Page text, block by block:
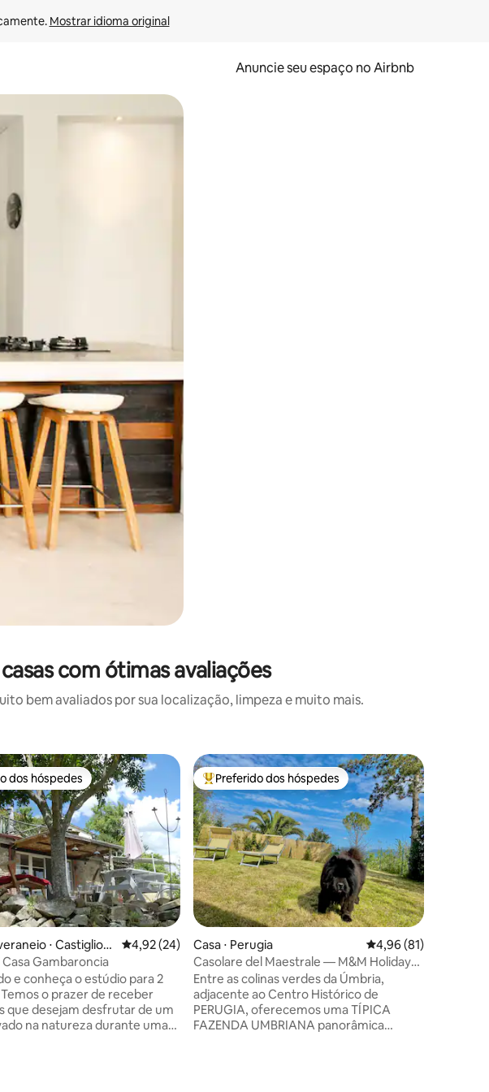
Mostrar idioma original
Anuncie seu espaço no Airbnb
teclado ou tocando e deslizando o dedo na tela.
com ótimas avaliações
bem avaliados por sua localização, limpeza e muito mais.
de 5, 65 avaliações
dos hóspedes
dos hóspedes
⋅ Castiglion
4,92 de uma avaliação média de 5, 24 avaliações
4,92 (24)
Gambaroncia
e conheça o estúdio para 2
Temos o prazer de receber
que desejam desfrutar de um
na natureza durante uma
Entre os melhores preferidos dos hóspedes
Preferido dos hóspedes
Casa ⋅ Perugia 4,96 de uma
4,96 (81)
Casolare del Maestrale — M&M Holiday
House
Entre as colinas verdes da Úmbria,
adjacente ao Centro Histórico de
PERUGIA, oferecemos uma TÍPICA
FAZENDA UMBRIANA panorâmica